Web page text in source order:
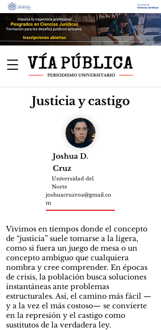
Justicia y castigo
Joshua D.
Cruz
Universidad del
Norte
joshuacruzroa@gmail.co
m
Vivimos en tiempos donde el concepto
de “justicia” suele tomarse a la ligera,
como si fuera un juego de mesa o un
concepto ambiguo que cualquiera
nombra y cree comprender. En épocas
de crisis, la población busca soluciones
instantáneas ante problemas
estructurales. Así, el camino más fácil —
y a la vez el más costoso— se convierte
en la represión y el castigo como
sustitutos de la verdadera ley.